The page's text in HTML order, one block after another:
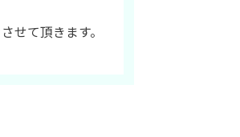
せて頂きます。